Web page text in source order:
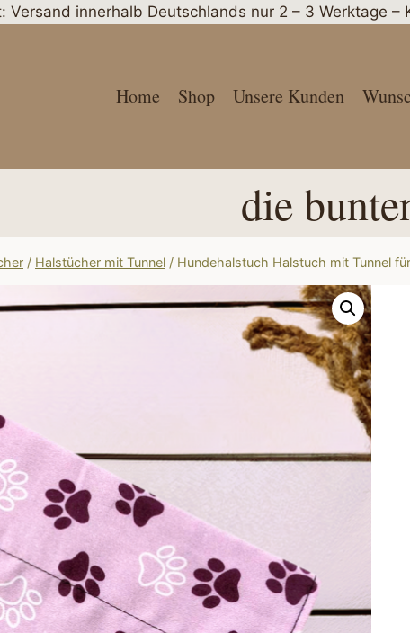
Versand innerhalb Deutschlands nur 2 – 3 Werktage
Home Shop Unsere Kunden
die
/ Halstücher mit Tunnel / Hundehalstuch Halstuch mit Tunnel